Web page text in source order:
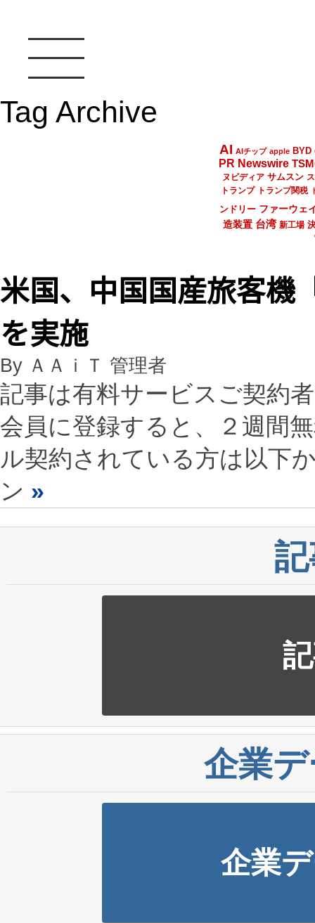
Tag Archive
AI AIチップ apple BYD
PR Newswire
ヌビディア サムスン
トランプ
トランプ関税
ンドリー ファーウェ
造装置 台湾 新工場
米国、中国国産旅客機
を実施
By ＡＡｉＴ 管理者
記事は有料サービスご契約
会員に登録すると、２週間
ル契約されている方は以下
ン »
企業
企業